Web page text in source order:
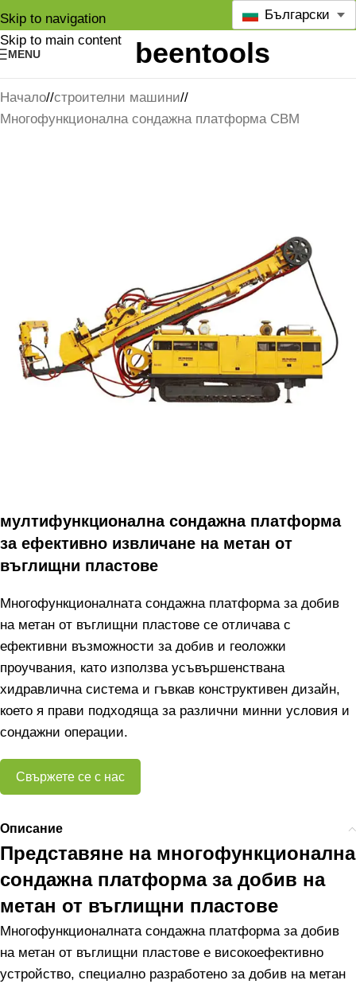
Skip to navigation
Skip to main content
MENU
Български
Начало/ строителни машини/
Многофункционална сондажна платформа CBM
мултифункционална сондажна платформа
за ефективно извличане на метан от
въглищни пластове
Многофункционалната сондажна платформа за добив
на метан от въглищни пластове се отличава с
ефективни възможности за добив и геоложки
проучвания, като използва усъвършенствана
хидравлична система и гъвкав конструктивен дизайн,
което я прави подходяща за различни минни условия и
сондажни операции.
Свържете се с нас
Описание
Представяне на многофункционална
сондажна платформа за добив на
метан от въглищни пластове
Многофункционалната сондажна платформа за добив
на метан от въглищни пластове е високоефективно
устройство, специално разработено за добив на метан